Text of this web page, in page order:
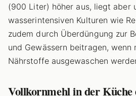
(900 Liter) höher aus, liegt aber
wasserintensiven Kulturen wie
zudem durch Überdüngung zur
und Gewässern beitragen, wenn
Nährstoffe ausgewaschen
Vollkornmehl in der Küche